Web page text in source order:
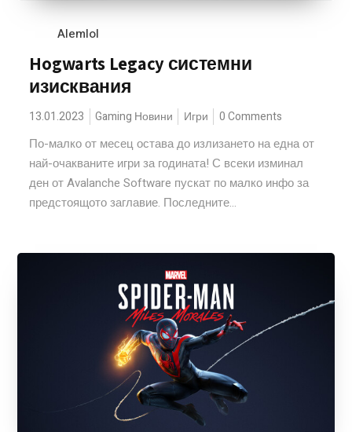
Alemlol
Hogwarts Legacy системни
изисквания
13.01.2023 Gaming Новини Игри 0 Comments
По-малко от месец остава до излизането на една от
най-очакваните игри за годината! С всеки изминал
ден от Avalanche Software пускат по малко инфо за
предстоящото заглавие. Последните...